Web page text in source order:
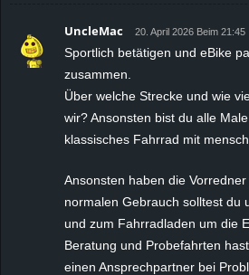
UncleMac 20. April 2026 Beim 21:45
Sportlich betätigen und eBike
zusammen.
Über welche Strecke und wie
wir? Ansonsten bist du alle
klassisches Fahrrad mit
Ansonsten haben die
normalen Gebrauch solltest du
und zum Fahrradladen um die
Beratung und Probefahrten
einen Ansprechpartner bei